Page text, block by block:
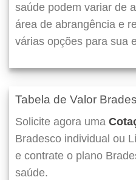
saúde podem variar de
área de abrangência e
várias opções para sua
Tabela de Valor
Solicite agora uma
Bradesco individual ou
e contrate o plano
saúde.